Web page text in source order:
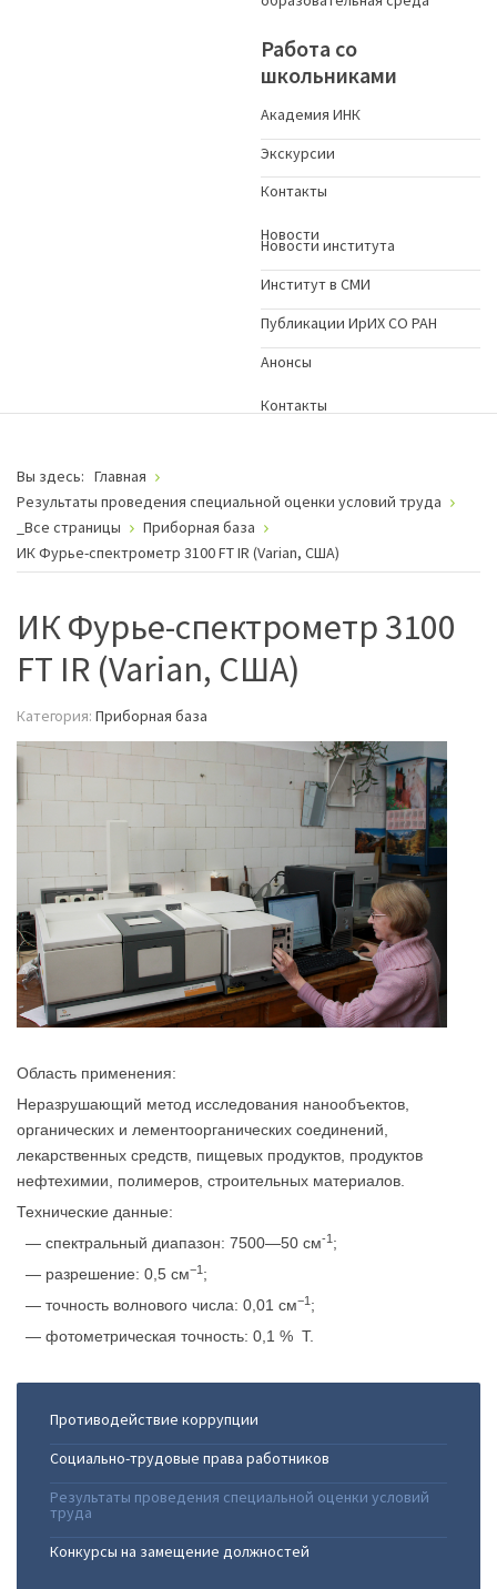
Работа со
школьниками
Академия ИНК
Экскурсии
Контакты
Новости
Новости института
Институт в СМИ
Публикации ИрИХ СО РАН
Анонсы
Контакты
Вы здесь: Главная
Результаты проведения специальной оценки условий труда
_Все страницы
Приборная база
ИК Фурье-спектрометр 3100 FT IR (Varian, США)
ИК Фурье-спектрометр 3100
FT IR (Varian, США)
Категория: Приборная база
Область применения:
Неразрушающий метод исследования нанообъектов,
органических и лементоорганических соединений,
лекарственных средств, пищевых продуктов, продуктов
нефтехимии, полимеров, строительных материалов.
Технические данные:
— спектральный диапазон: 7500—50 см-1 ;
— разрешение: 0,5 см−1 ;
— точность волнового числа: 0,01 см−1 ;
— фотометрическая точность: 0,1 % Т.
Противодействие коррупции
Социально-трудовые права работников
Результаты проведения специальной оценки условий
труда
Конкурсы на замещение должностей